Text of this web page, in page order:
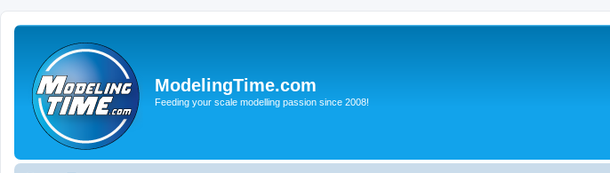
ModelingTime.com
Feeding your scale modelling passion since 2008!